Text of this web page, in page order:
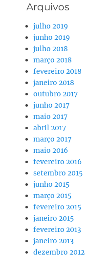
Arquivos
julho 2019
junho 2019
julho 2018
março 2018
fevereiro 2018
janeiro 2018
outubro 2017
junho 2017
maio 2017
abril 2017
março 2017
maio 2016
fevereiro 2016
setembro 2015
junho 2015
março 2015
fevereiro 2015
janeiro 2015
fevereiro 2013
janeiro 2013
dezembro 2012